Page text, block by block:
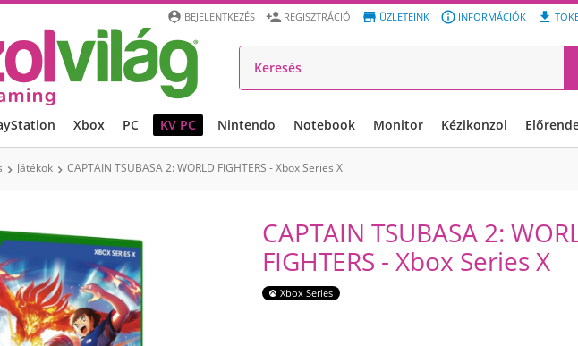

 INFORMÁCIÓK
 ÜZLETEINK
 REGISZTRÁCIÓ
 BEJELENTKEZÉS
Xbox PC KV PC Nintendo Notebook Monitor Kézikonzol
Játékok  CAPTAIN TSUBASA 2: WORLD FIGHTERS - Xbox Series X
CAPTAIN TSUBASA 2:
FIGHTERS - Xbox Series X
Xbox Series